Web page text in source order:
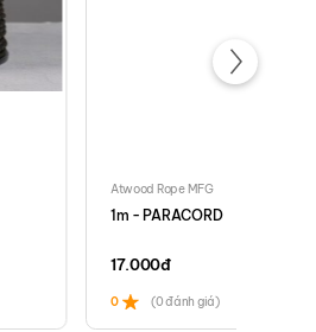
Atwood Rope MFG
1m - PARACORD
17.000đ
0 (0 đánh giá)